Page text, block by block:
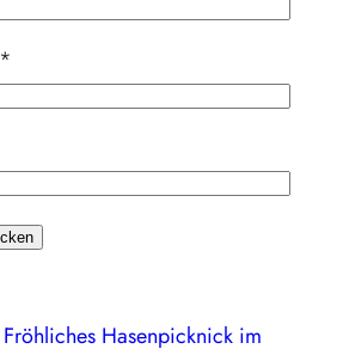
*
Fröhliches Hasenpicknick im